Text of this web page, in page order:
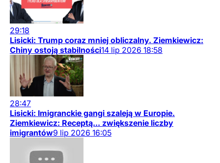
29:18
Lisicki: Trump coraz mniej obliczalny. Ziemkiewicz:
Chiny ostoją stabilności14 lip 2026 18:58
28:47
Lisicki: Imigranckie gangi szaleją w Europie.
Ziemkiewicz: Receptą... zwiększenie liczby
imigrantów9 lip 2026 16:05